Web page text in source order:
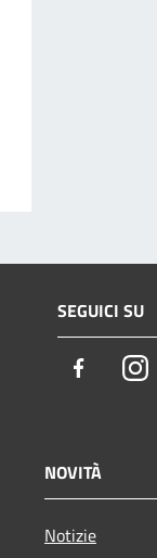
SEGUICI SU
Facebook
NOVITÀ
Notizie